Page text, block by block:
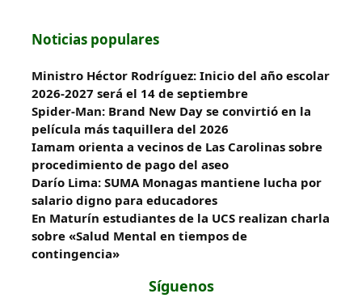
Noticias populares
Ministro Héctor Rodríguez: Inicio del año escolar
2026-2027 será el 14 de septiembre
Spider-Man: Brand New Day se convirtió en la
película más taquillera del 2026
Iamam orienta a vecinos de Las Carolinas sobre
procedimiento de pago del aseo
Darío Lima: SUMA Monagas mantiene lucha por
salario digno para educadores
En Maturín estudiantes de la UCS realizan charla
sobre «Salud Mental en tiempos de
contingencia»
Síguenos